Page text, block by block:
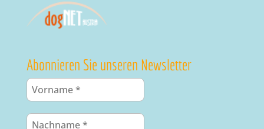
Abonnieren Sie unseren Newsletter